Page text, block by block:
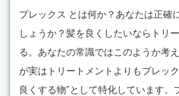
プレックス とは何か？あなたは正確
しょうか？髪を良くしたいならトリ
る。あなたの常識ではこのようか考
が実はトリートメントよりもプレッ
良くする物"として特化しています。